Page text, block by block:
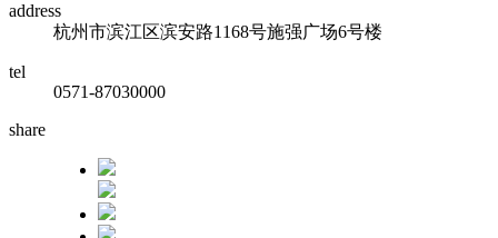
address
杭州市滨江区滨安路1168号施强广场6号楼
tel
0571-87030000
share